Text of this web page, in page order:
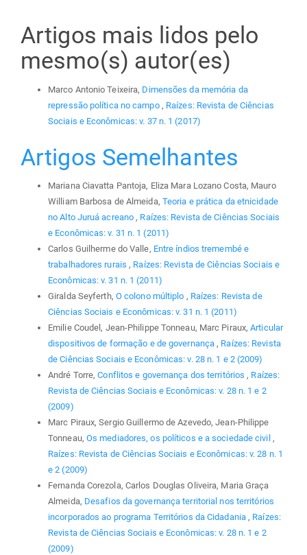
Artigos mais lidos pelo
mesmo(s) autor(es)
Marco Antonio Teixeira, Dimensões da memória da
repressão política no campo , Raízes: Revista de Ciências
Sociais e Econômicas: v. 37 n. 1 (2017)
Artigos Semelhantes
Mariana Ciavatta Pantoja, Eliza Mara Lozano Costa, Mauro
William Barbosa de Almeida, Teoria e prática da etnicidade
no Alto Juruá acreano, Raízes: Revista de Ciências Sociais
e Econômicas: v. 31 n. 1 (2011)
Carlos Guilherme do Valle, Entre índios tremembé e
trabalhadores rurais, Raízes: Revista de Ciências Sociais e
Econômicas: v. 31 n. 1 (2011)
Giralda Seyferth, O colono múltiplo , Raízes: Revista de
Ciências Sociais e Econômicas: v. 31 n. 1 (2011)
Emilie Coudel, Jean-Philippe Tonneau, Marc Piraux,Articular
dispositivos de formação e de governança, Raízes: Revista
de Ciências Sociais e Econômicas: v. 28 n. 1 e 2 (2009)
André Torre,Conflitos e governança dos territórios, Raízes:
Revista de Ciências Sociais e Econômicas: v. 28 n. 1 e 2
(2009)
Marc Piraux, Sergio Guillermo de Azevedo, Jean-Philippe
Tonneau, Os mediadores, os políticos e a sociedade civil ,
Raízes: Revista de Ciências Sociais e Econômicas: v. 28 n. 1
e 2 (2009)
Fernanda Corezola, Carlos Douglas Oliveira, Maria Graça
Almeida, Desafios da governança territorial nos territórios
incorporados ao programa Territórios da Cidadania, Raízes:
Revista de Ciências Sociais e Econômicas: v. 28 n. 1 e 2
(2009)